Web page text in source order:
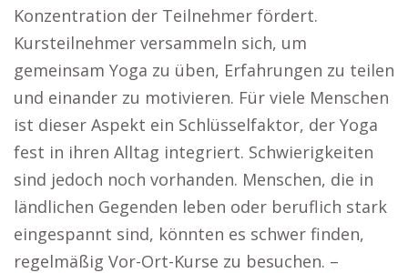
Konzentration der Teilnehmer fördert.
Kursteilnehmer versammeln sich, um
gemeinsam Yoga zu üben, Erfahrungen zu teilen
und einander zu motivieren. Für viele Menschen
ist dieser Aspekt ein Schlüsselfaktor, der Yoga
fest in ihren Alltag integriert. Schwierigkeiten
sind jedoch noch vorhanden. Menschen, die in
ländlichen Gegenden leben oder beruflich stark
eingespannt sind, könnten es schwer finden,
regelmäßig Vor-Ort-Kurse zu besuchen. –